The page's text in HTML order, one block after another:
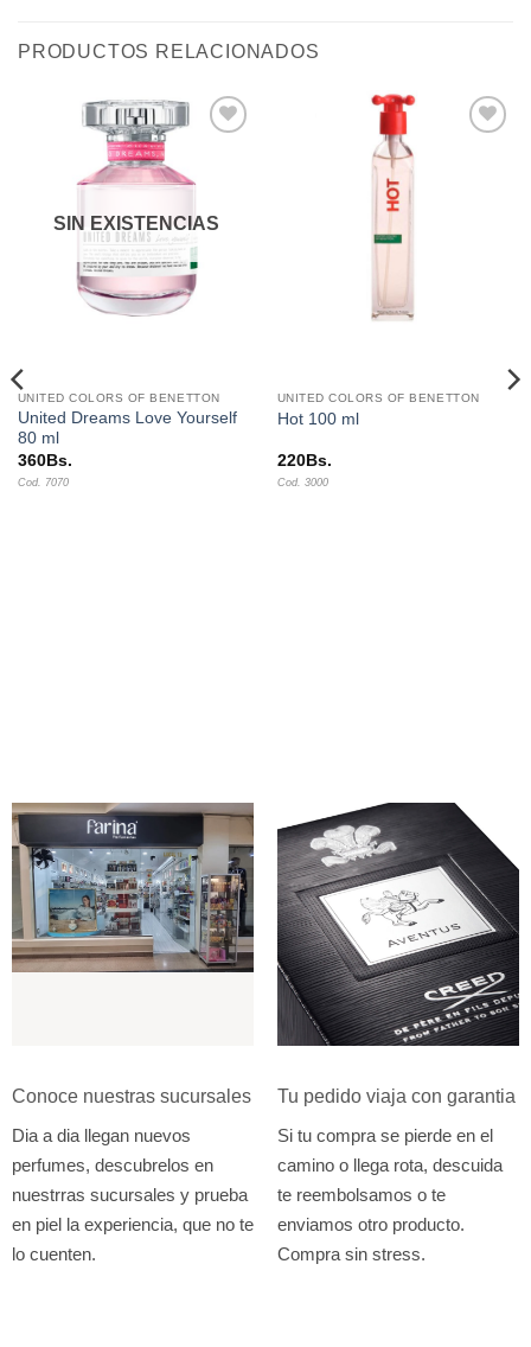
PRODUCTOS RELACIONADOS
lista de
SIN EXISTENCIAS
UNITED COLORS OF BENETTON
United Dreams Love Yourself
80 ml
360Bs.
Cod. 7070
UNITED COLORS OF BENETTON
Hot 100 ml
220Bs.
Cod. 3000
Conoce nuestras sucursales
Dia a dia llegan nuevos
perfumes, descubrelos en
nuestrras sucursales y prueba
en piel la experiencia, que no te
lo cuenten.
Tu pedido viaja con garantia
Si tu compra se pierde en el
camino o llega rota, descuida
te reembolsamos o te
enviamos otro producto.
Compra sin stress.